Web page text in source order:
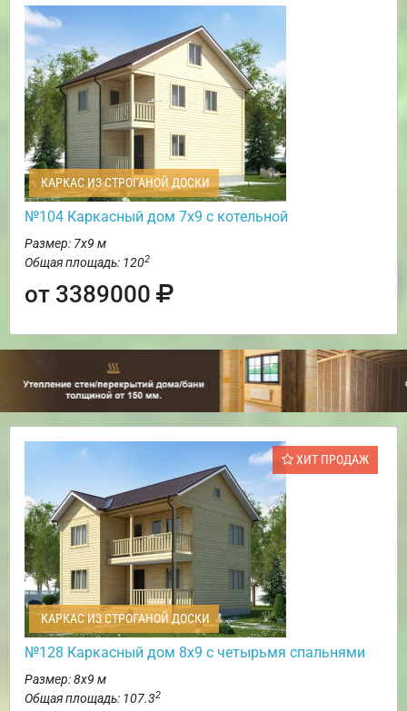
КАРКАС ИЗ СТРОГАНОЙ ДОСКИ
№104 Каркасный дом 7х9 с котельной
Размер: 7х9 м
Общая площадь: 1202
от 3389000
ХИТ ПРОДАЖ
КАРКАС ИЗ СТРОГАНОЙ ДОСКИ
№128 Каркасный дом 8х9 с четырьмя спальнями
Размер: 8х9 м
Общая площадь: 107.32